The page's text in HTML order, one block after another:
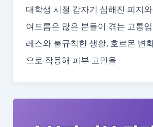
대학생 시절 갑자기 심해진 피지
여드름은 많은 분들이 겪는 고통
레스와 불규칙한 생활, 호르몬 변
으로 작용해 피부 고민을